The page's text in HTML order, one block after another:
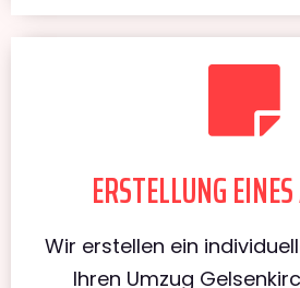
ERSTELLUNG
Wir erstellen ein
Ihren Umzug